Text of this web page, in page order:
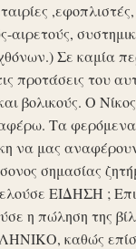
αιρετούς,
Σε καμία
προτάσεις
βολικούς. Ο
Τα
μας
σημασίας
ΕΙΔΗΣΗ ;
η πώληση της
καθώς